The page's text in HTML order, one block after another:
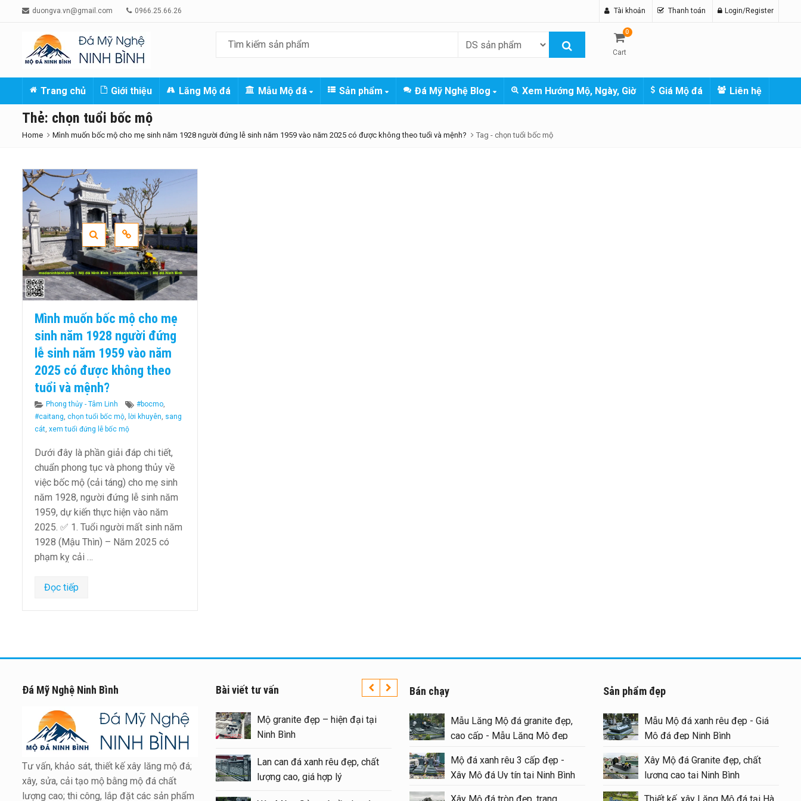
duongva.vn@gmail.com 0966.25.66.26 Tài khoản Thanh toán Login/Register
0
Cart
Trang chủ Giới thiệu Lăng Mộ đá Mẫu Mộ đá Sản phẩm Đá Mỹ Nghệ Blog Xem Hướng Mộ, Ngày, Giờ Giá Mộ đá Liên hệ
Thẻ: chọn tuổi bốc mộ
Home Mình muốn bốc mộ cho mẹ sinh năm 1928 người đứng lễ sinh năm 1959 vào năm 2025 có được không theo tuổi và mệnh? Tag - chọn tuổi bốc mộ
Mình muốn bốc mộ cho mẹ
sinh năm 1928 người đứng
lễ sinh năm 1959 vào năm
2025 có được không theo
tuổi và mệnh?
Categories
Phong thủy - Tâm Linh Tags
#bocmo,
#caitang, chọn tuổi bốc mộ, lời khuyên, sang
cát, xem tuổi đứng lễ bốc mộ
Dưới đây là phần giải đáp chi tiết,
chuẩn phong tục và phong thủy về
việc bốc mộ (cải táng) cho mẹ sinh
năm 1928, người đứng lễ sinh năm
1959, dự kiến thực hiện vào năm
2025. ✅ 1. Tuổi người mất sinh năm
1928 (Mậu Thìn) – Năm 2025 có
phạm kỵ cải …
Đọc tiếp
Đá Mỹ Nghệ Ninh Bình
Tư vấn, khảo sát, thiết kế xây lăng mộ đá;
xây, sửa, cải tạo mộ bằng mộ đá chất
lượng cao; thi công, lắp đặt các sản phẩm
Bài viết tư vấn
Xây Lăng Mộ đá uy tín trên
toàn quốc – Đá Mỹ Nghệ Ninh
Bình
Báo giá xây Mộ đá đôi 1 mái
đẹp tại Ninh Bình cuối năm
Mộ granite đẹp – hiện đại tại
Ninh Bình
Lan can đá xanh rêu đẹp, chất
lượng cao, giá hợp lý
Bán chạy
Mẫu Lăng Mộ đá granite đẹp,
cao cấp - Mẫu Lăng Mộ đẹp
Mộ đá xanh rêu 3 cấp đẹp -
Xây Mộ đá Uy tín tại Ninh Bình
Sản phẩm đẹp
Mẫu Mộ đá xanh rêu đẹp - Giá
Mộ đá đẹp Ninh Bình
Xây Mộ đá Granite đẹp, chất
lượng cao tại Ninh Bình